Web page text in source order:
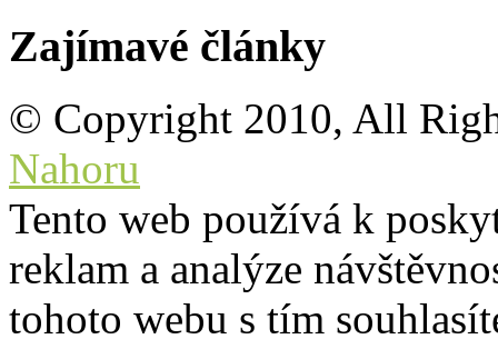
Zajímavé články
© Copyright 2010, All
Nahoru
Tento web používá k
reklam a analýze
tohoto webu s tím